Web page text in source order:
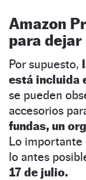
Amazon
para
Por supuesto,
está incluida
se pueden
accesorios
fundas, un
Lo importante
lo antes
17 de julio.